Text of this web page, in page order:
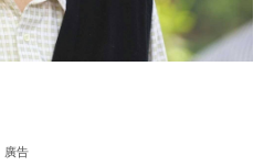
廣告